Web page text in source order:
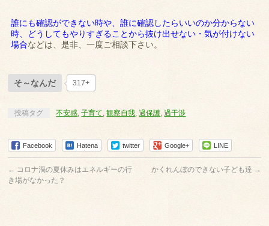
誰にも確認ができない時や、誰に確認したらいいのか分からない
時、どうしてもやりすぎることから抜け出せない・気が付けない
場合などは、是非、一度ご相談下さい。
そ～なんだ 317+
投稿タグ 不安感,子育て,観察自我,過保護,過干渉
Facebook Hatena twitter Google+ LINE
← コロナ渦の夏休みはエネルギーの行
き場がなかった？
かくれんぼのできない子ども達 →